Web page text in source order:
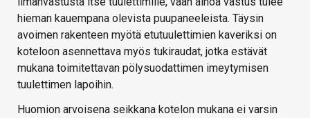
hieman kauempana olevista puupaneeleista. Täysin
avoimen rakenteen myötä etutuulettimien kaveriksi on
koteloon asennettava myös tukiraudat, jotka estävät
mukana toimitettavan pölysuodattimen imeytymisen
tuulettimen lapoihin.
Huomion arvoisena seikkana kotelon mukana ei varsin